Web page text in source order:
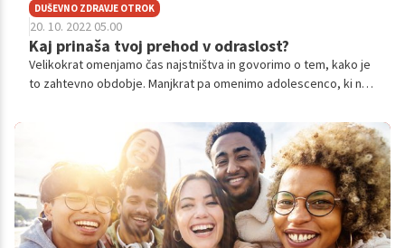
DUŠEVNO ZDRAVJE OTROK
20. 10. 2022 05.00
Kaj prinaša tvoj prehod v odraslost?
Velikokrat omenjamo čas najstništva in govorimo o tem, kako je
to zahtevno obdobje. Manjkrat pa omenimo adolescenco, ki ne